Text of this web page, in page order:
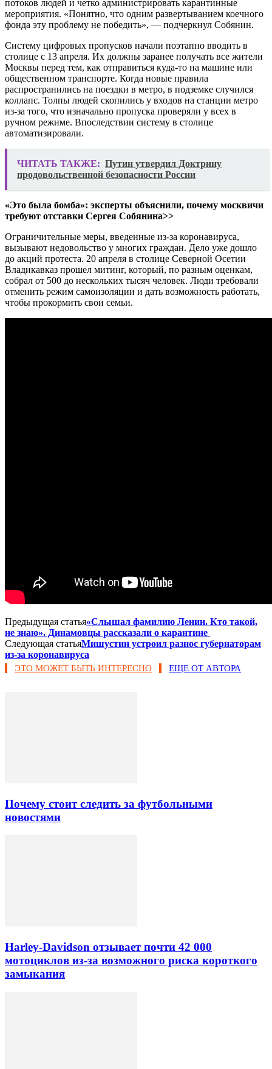
потоков людей и четко администрировать карантинные
мероприятия. «Понятно, что одним развертыванием коечного
фонда эту проблему не победить», — подчеркнул Собянин.
Систему цифровых пропусков начали поэтапно вводить в
столице с 13 апреля. Их должны заранее получать все жители
Москвы перед тем, как отправиться куда-то на машине или
общественном транспорте. Когда новые правила
распространились на поездки в метро, в подземке случился
коллапс. Толпы людей скопились у входов на станции метро
из-за того, что изначально пропуска проверяли у всех в
ручном режиме. Впоследствии систему в столице
автоматизировали.
ЧИТАТЬ ТАКЖЕ: Путин утвердил Доктрину
продовольственной безопасности России
«Это была бомба»: эксперты объяснили, почему москвичи
требуют отставки Сергея Собянина>>
Ограничительные меры, введенные из-за коронавируса,
вызывают недовольство у многих граждан. Дело уже дошло
до акций протеста. 20 апреля в столице Северной Осетии
Владикавказ прошел митинг, который, по разным оценкам,
собрал от 500 до нескольких тысяч человек. Люди требовали
отменить режим самоизоляции и дать возможность работать,
чтобы прокормить свои семьи.
Предыдущая статья«Слышал фамилию Ленин. Кто такой,
не знаю». Динамовцы рассказали о карантине
Следующая статьяМишустин устроил разнос губернаторам
из-за коронавируса
ЭТО МОЖЕТ БЫТЬ ИНТЕРЕСНО ЕЩЕ ОТ АВТОРА
Почему стоит следить за футбольными
новостями
Harley-Davidson отзывает почти 42 000
мотоциклов из-за возможного риска короткого
замыкания